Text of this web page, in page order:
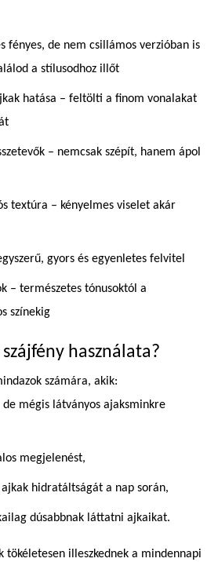
fényes, de nem csillámos verzióban is
a stílusodhoz illőt
hatása – feltölti a finom vonalakat
– nemcsak szépít, hanem ápol
textúra – kényelmes viselet akár
gyors és egyenletes felvitel
– természetes tónusoktól a
színekig
használata?
számára, akik:
mégis látványos ajaksminkre
megjelenést,
hidratáltságát a nap során,
dúsabbnak láttatni ajkaikat.
tökéletesen illeszkednek a mindennapi